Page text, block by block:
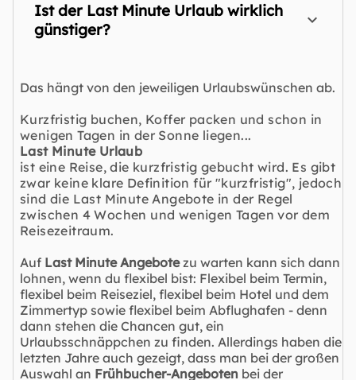
Ist der Last Minute Urlaub wirklich
günstiger?
Das hängt von den jeweiligen Urlaubswünschen ab.
Kurzfristig buchen, Koffer packen und schon in
wenigen Tagen in der Sonne liegen...
Last Minute Urlaub
ist eine Reise, die kurzfristig gebucht wird. Es gibt
zwar keine klare Definition für "kurzfristig", jedoch
sind die Last Minute Angebote in der Regel
zwischen 4 Wochen und wenigen Tagen vor dem
Reisezeitraum.
Auf Last Minute Angebotezu warten kann sich dann
lohnen, wenn du flexibel bist: Flexibel beim Termin,
flexibel beim Reiseziel, flexibel beim Hotel und dem
Zimmertyp sowie flexibel beim Abflughafen - denn
dann stehen die Chancen gut, ein
Urlaubsschnäppchen zu finden. Allerdings haben die
letzten Jahre auch gezeigt, dass man bei der großen
Auswahl an Frühbucher-Angeboten bei der